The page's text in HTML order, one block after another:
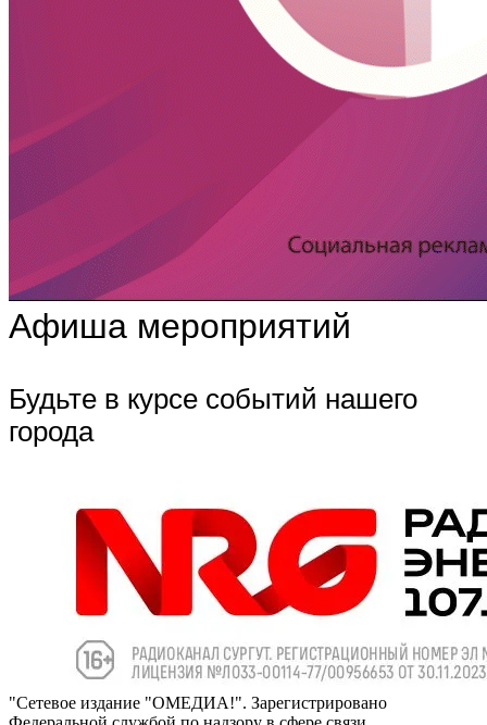
Афиша мероприятий
Будьте в курсе событий нашего
города
"Сетевое издание "ОМЕДИА!". Зарегистрировано